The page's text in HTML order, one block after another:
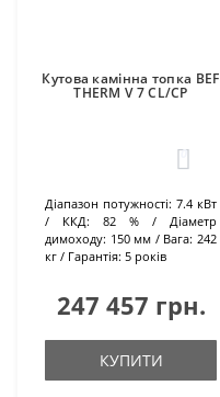
Кутова камінна топка BEF
THERM V 7 CL/CP
0
Діапазон потужності: 7.4 кВт
ККД:
82 %
Діаметр
димоходу: 150 мм Вага: 242
кг
Гарантія: 5 років
247 457 грн.
КУПИТИ